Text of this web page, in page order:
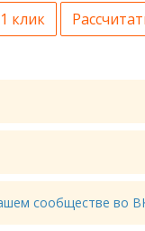
клик
сообществе во